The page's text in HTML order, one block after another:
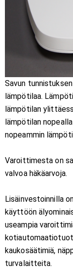
Savun
lämpötilaa.
lämpötilan
lämpötilan
nopeammin
Varoittimesta on
valvoa häkäarvoja.
Lisäinvestoinnilla
käyttöön
useampia
kaukosäätimiä,
turvalaitteita.